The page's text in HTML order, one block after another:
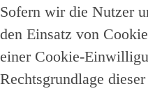
Sofern wir die Nutzer
den Einsatz von
einer Cookie-
Rechtsgrundlage